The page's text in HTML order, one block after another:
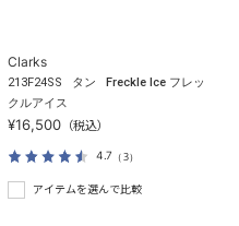
Clarks
213F24SS タン
Freckle Ice フレッ
クルアイス
¥16,500 （税込）
4.7 （3）
アイテムを選んで比較